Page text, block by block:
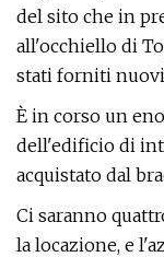
del sito che in
all'occhiello di
stati forniti
È in corso un
dell'edificio di
acquistato dal
Ci saranno
la locazione, e